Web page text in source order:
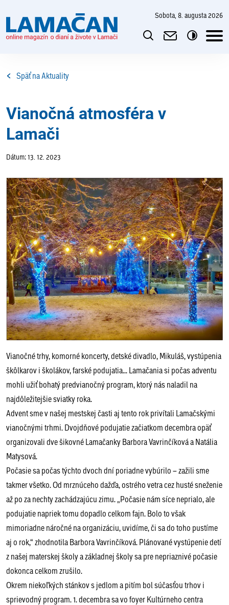
sobota, 8. augusta 2026
Späť na Aktuality
Vianočná atmosféra v
Lamači
Dátum: 13. 12. 2023
Vianočné trhy, komorné koncerty, detské divadlo, Mikuláš, vystúpenia
škôlkarov i školákov, farské podujatia... Lamačania si počas adventu
mohli užiť bohatý predvianočný program, ktorý nás naladil na
najdôležitejšie sviatky roka.
Advent sme v našej mestskej časti aj tento rok privítali Lamačskými
vianočnými trhmi. Dvojdňové podujatie začiatkom decembra opäť
organizovali dve šikovné Lamačanky Barbora Vavrinčíková a Natália
Matysová.
Počasie sa počas týchto dvoch dní poriadne vybúrilo – zažili sme
takmer všetko. Od mrznúceho dažďa, ostrého vetra cez husté sneženie
až po za nechty zachádzajúcu zimu. „Počasie nám síce neprialo, ale
podujatie napriek tomu dopadlo celkom fajn. Bolo to však
mimoriadne náročné na organizáciu, uvidíme, či sa do toho pustíme
aj o rok,“ zhodnotila Barbora Vavrinčíková. Plánované vystúpenie detí
z našej materskej školy a základnej školy sa pre nepriaznivé počasie
dokonca celkom zrušilo.
Okrem niekoľkých stánkov s jedlom a pitím bol súčasťou trhov i
sprievodný program. 1. decembra sa vo foyer Kultúrneho centra